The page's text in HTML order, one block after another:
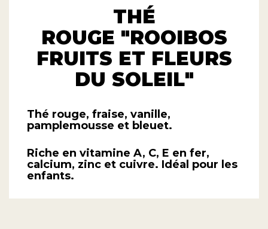
THÉ
ROUGE "ROOIBOS
FRUITS ET FLEURS
DU SOLEIL"
Thé rouge, fraise, vanille,
pamplemousse et bleuet.
Riche en vitamine A, C, E en fer,
calcium, zinc et cuivre. Idéal pour les
enfants.